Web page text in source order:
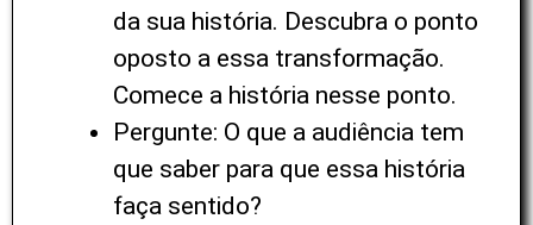
da sua história. Descubra o ponto
oposto a essa transformação.
Comece a história nesse ponto.
Pergunte: O que a audiência tem
que saber para que essa história
faça sentido?